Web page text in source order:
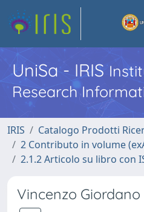
UniSa - IRIS
Research
IRIS
Catalogo Prodotti
2 Contributo in volume
2.1.2 Articolo su libro con
Vincenzo Giordano